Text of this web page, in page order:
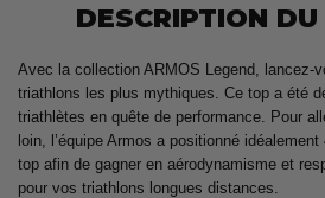
DESCRIPTION
Avec la collection ARMOS Legend, lancez-
triathlons les plus mythiques. Ce top a été
triathlètes en quête de performance. Pour
loin, l’équipe Armos a positionné
top afin de gagner en aérodynamisme et
pour vos triathlons longues distances.